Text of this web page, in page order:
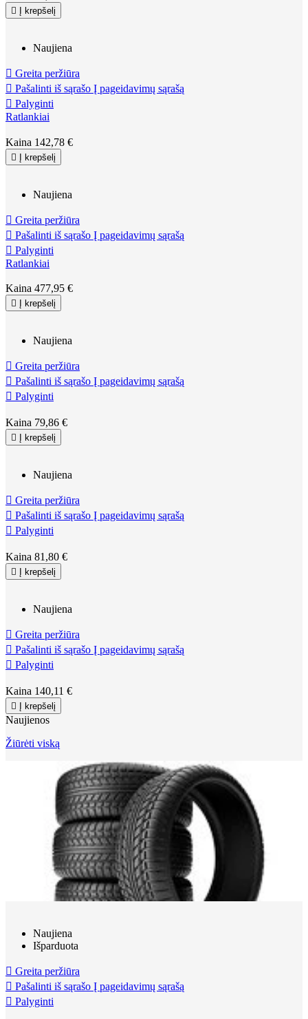
 Į krepšelį
Naujiena
 Greita peržiūra
 Pašalinti iš sąrašo Į pageidavimų sąrašą
 Palyginti
Ratlankiai
Kaina 142,78 €
 Į krepšelį
Naujiena
 Greita peržiūra
 Pašalinti iš sąrašo Į pageidavimų sąrašą
 Palyginti
Ratlankiai
Kaina 477,95 €
 Į krepšelį
Naujiena
 Greita peržiūra
 Pašalinti iš sąrašo Į pageidavimų sąrašą
 Palyginti
Kaina 79,86 €
 Į krepšelį
Naujiena
 Greita peržiūra
 Pašalinti iš sąrašo Į pageidavimų sąrašą
 Palyginti
Kaina 81,80 €
 Į krepšelį
Naujiena
 Greita peržiūra
 Pašalinti iš sąrašo Į pageidavimų sąrašą
 Palyginti
Kaina 140,11 €
 Į krepšelį
Naujienos
Žiūrėti viską
Naujiena
Išparduota
 Greita peržiūra
 Pašalinti iš sąrašo Į pageidavimų sąrašą
 Palyginti